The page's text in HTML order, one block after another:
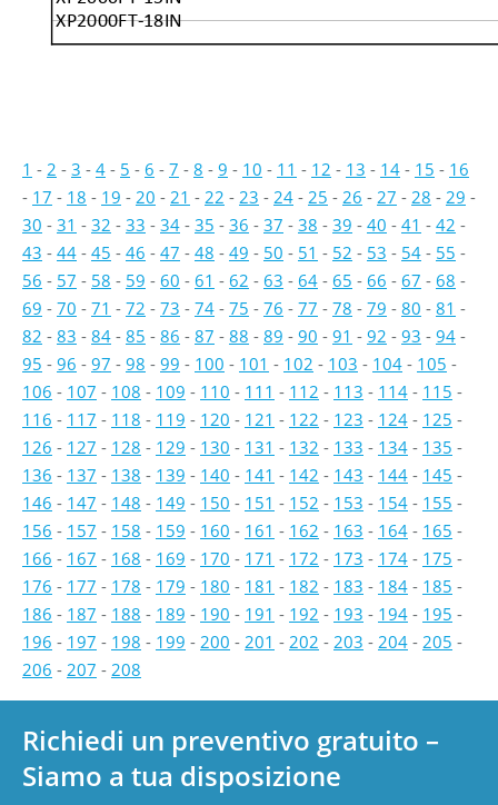
XP2000FT-18IN
1 - 2 - 3 - 4 - 5 - 6 - 7 - 8 - 9 - 10 - 11 - 12 - 13 - 14 - 15 - 16
- 17 - 18 - 19 - 20 - 21 - 22 - 23 - 24 - 25 - 26 - 27 - 28 - 29 -
30 - 31 - 32 - 33 - 34 - 35 - 36 - 37 - 38 - 39 - 40 - 41 - 42 -
43 - 44 - 45 - 46 - 47 - 48 - 49 - 50 - 51 - 52 - 53 - 54 - 55 -
56 - 57 - 58 - 59 - 60 - 61 - 62 - 63 - 64 - 65 - 66 - 67 - 68 -
69 - 70 - 71 - 72 - 73 - 74 - 75 - 76 - 77 - 78 - 79 - 80 - 81 -
82 - 83 - 84 - 85 - 86 - 87 - 88 - 89 - 90 - 91 - 92 - 93 - 94 -
95 - 96 - 97 - 98 - 99 - 100 - 101 - 102 - 103 - 104 - 105 -
106 - 107 - 108 - 109 - 110 - 111 - 112 - 113 - 114 - 115 -
116 - 117 - 118 - 119 - 120 - 121 - 122 - 123 - 124 - 125 -
126 - 127 - 128 - 129 - 130 - 131 - 132 - 133 - 134 - 135 -
136 - 137 - 138 - 139 - 140 - 141 - 142 - 143 - 144 - 145 -
146 - 147 - 148 - 149 - 150 - 151 - 152 - 153 - 154 - 155 -
156 - 157 - 158 - 159 - 160 - 161 - 162 - 163 - 164 - 165 -
166 - 167 - 168 - 169 - 170 - 171 - 172 - 173 - 174 - 175 -
176 - 177 - 178 - 179 - 180 - 181 - 182 - 183 - 184 - 185 -
186 - 187 - 188 - 189 - 190 - 191 - 192 - 193 - 194 - 195 -
196 - 197 - 198 - 199 - 200 - 201 - 202 - 203 - 204 - 205 -
206 - 207 - 208
Richiedi un preventivo gratuito –
Siamo a tua disposizione